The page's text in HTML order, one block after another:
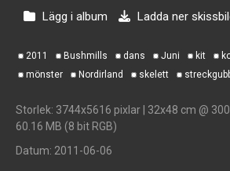
Lägg i album Ladda ner
2011 Bushmills dans Juni kit
mönster
Nordirland skelett
Storlek: 3744x5616 pixlar | 32x48 cm @ 300
60.16 MB (8 bit RGB)
Datum: 2011-06-06